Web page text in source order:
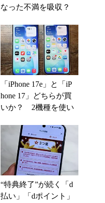
なった不満を吸収？
BIの銀行」として最
大5....
「iPhone 17e」と「iP
hone 17」どちらが買
いか？ 2機種を使い
“特典終了”が続く「d
払い」「dポイント」